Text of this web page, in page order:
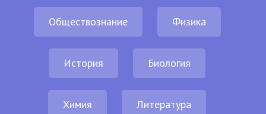
Обществознание Физика
История Биология
Химия Литература